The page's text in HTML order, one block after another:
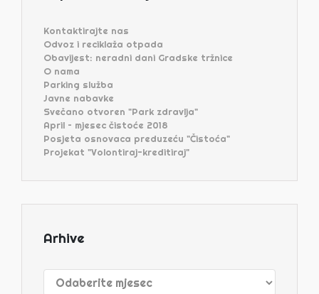
Kontaktirajte nas
Odvoz i reciklaža otpada
Obavijest: neradni dani Gradske tržnice
O nama
Parking služba
Javne nabavke
Svečano otvoren "Park zdravlja"
April – mjesec čistoće 2018
Posjeta osnovaca preduzeću "Čistoća"
Projekat "Volontiraj-kreditiraj"
Arhive
Arhive